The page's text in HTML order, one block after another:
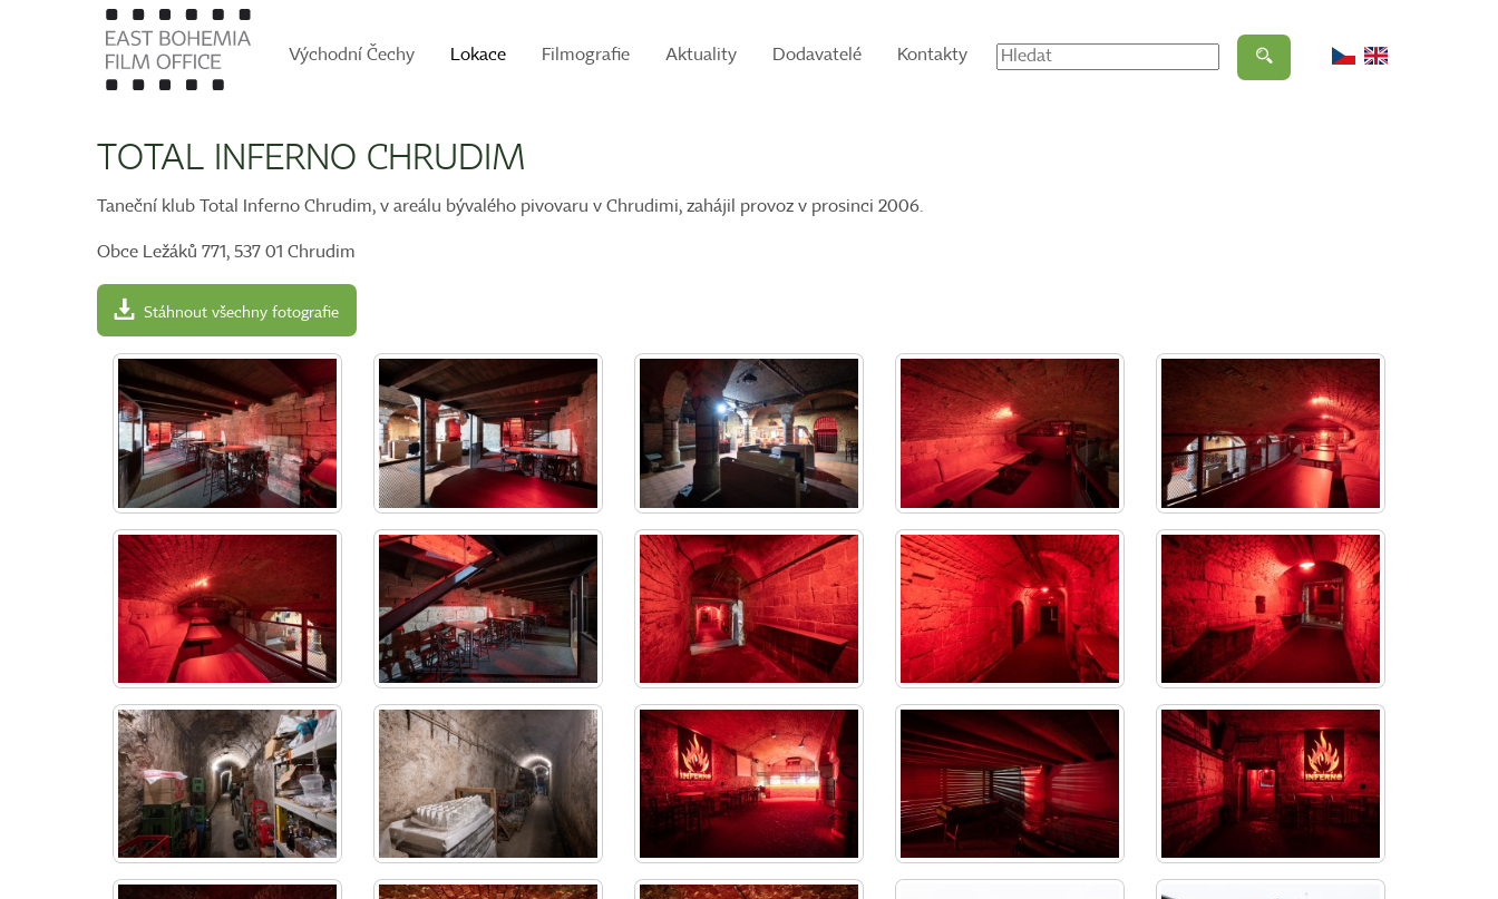
Východní Čechy Lokace Filmografie Aktuality Dodavatelé Kontakty
TOTAL INFERNO CHRUDIM
Taneční klub Total Inferno Chrudim, v areálu bývalého pivovaru v Chrudimi, zahájil provoz v prosinci 2006.
Obce Ležáků 771, 537 01 Chrudim
Stáhnout všechny fotografie